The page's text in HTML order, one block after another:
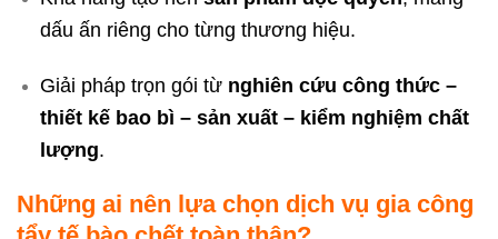
dấu ấn riêng cho từng thương hiệu.
Giải pháp trọn gói từ nghiên cứu công thức –
thiết kế bao bì – sản xuất – kiểm nghiệm chất
lượng.
Những ai nên lựa chọn dịch vụ gia công